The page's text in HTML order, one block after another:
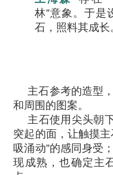
林”意象。于是
石，照料其成长
主石参考的造型
和周围的图案。
主石使用尖头朝
突起的面，让触摸主
吸涌动”的感同身受
现成熟，也确定主